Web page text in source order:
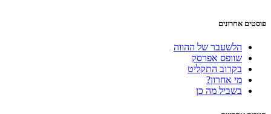
פוסטים אחרונים
הלשעבר של ההווה
שוופס אפרסק
בקרוב התקליט
מי אחרון?
בשביל מה כן